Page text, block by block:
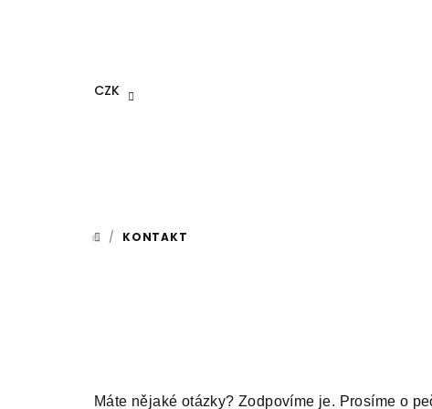
CZK
DOMŮ
/ KONTAKT
Máte nějaké otázky? Zodpovíme je. Prosíme o